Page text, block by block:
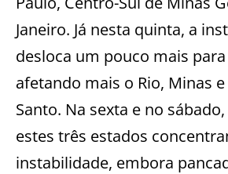
Janeiro. Já nesta quinta, a
desloca um pouco mais
afetando mais o Rio, Minas
Santo. Na sexta e no
estes três estados
instabilidade, embora